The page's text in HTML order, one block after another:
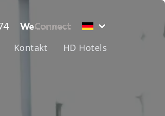
Kontakt HD Hotels